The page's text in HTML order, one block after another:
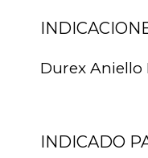
Durex Aniello
INDICADO